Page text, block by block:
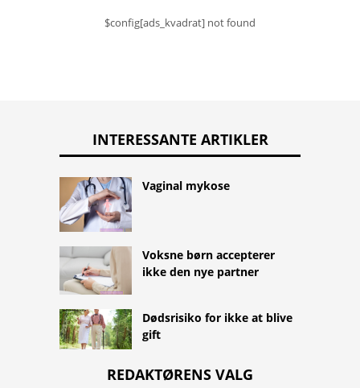
$config[ads_kvadrat] not found
INTERESSANTE ARTIKLER
Vaginal mykose
Voksne børn accepterer
ikke den nye partner
Dødsrisiko for ikke at blive
gift
REDAKTØRENS VALG